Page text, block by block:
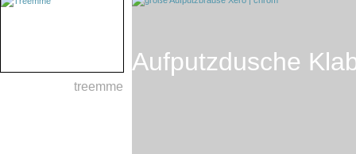
treemme
Aufputzdusche